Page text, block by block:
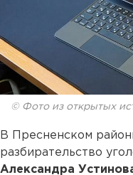
© Фото из открытых
В Пресненском
разбирательство
Александра